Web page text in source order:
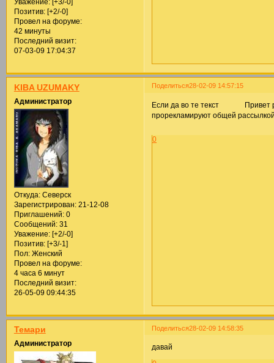
Уважение: [+3/-0]
Позитив: [+2/-0]
Провел на форуме:
42 минуты
Последний визит:
07-03-09 17:04:37
Поделиться28-02-09 14:57:15
KIBA UZUMAKY
Администратор
Откуда:Северск
Зарегистрирован: 21-12-08
Приглашений:0
Сообщений:31
Уважение: [+2/-0]
Позитив: [+3/-1]
Пол:Женский
Провел на форуме:
4 часа 6 минут
Последний визит:
26-05-09 09:44:35
Если да во те текст Привет
прорекламируют общей
0
Поделиться28-02-09 14:58:35
Темари
Администратор
давай